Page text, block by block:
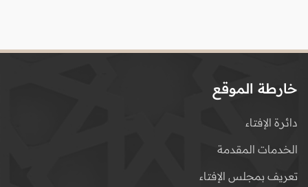
خارطة الموقع
دائرة الإفتاء
الخدمات المقدمة
تعريف بمجلس الإفتاء